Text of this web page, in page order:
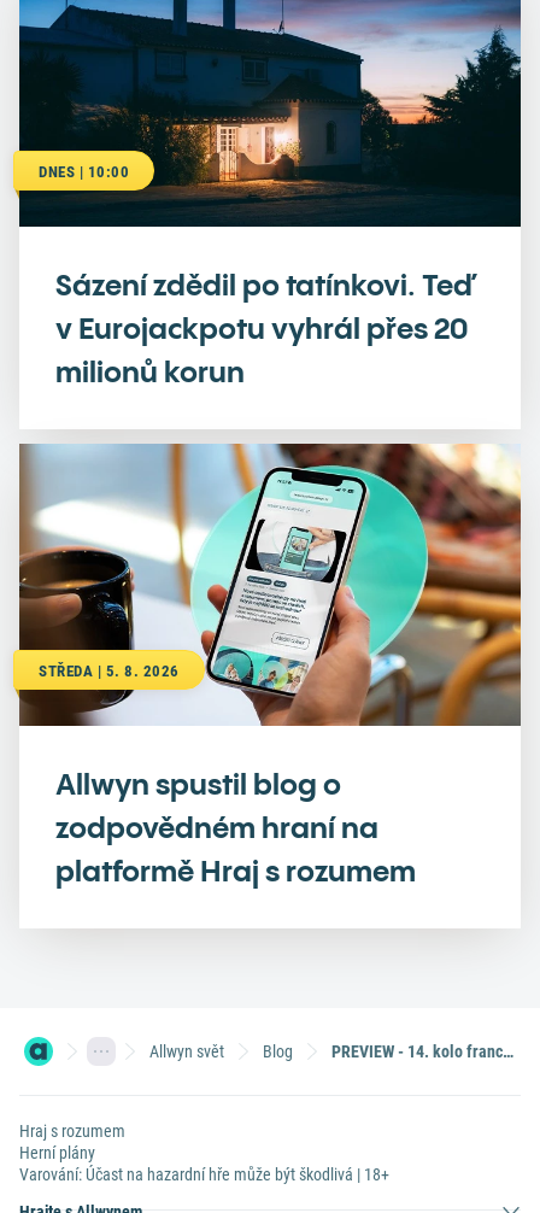
DNES | 10:00
Sázení zdědil po tatínkovi. Teď
v Eurojackpotu vyhrál přes 20
milionů korun
STŘEDA | 5. 8. 2026
Allwyn spustil blog o
zodpovědném hraní na
platformě Hraj s rozumem
Allwyn svět Blog PREVIEW - 14. kolo francouzské Ligue 1
Hraj s rozumem
Herní plány
Varování: Účast na hazardní hře může být škodlivá | 18+